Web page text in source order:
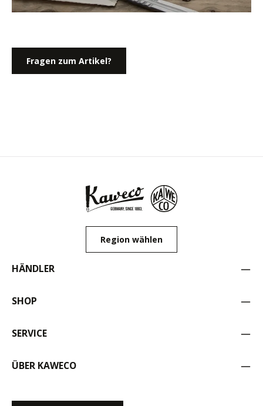
Fragen zum Artikel?
Region wählen
HÄNDLER
SHOP
SERVICE
ÜBER KAWECO